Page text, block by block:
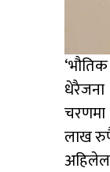
धेरैजना
चरणमा
लाख